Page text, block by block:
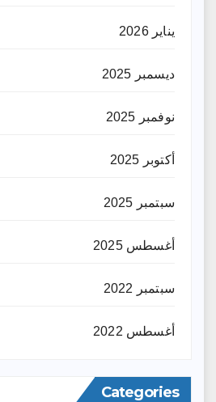
يناير 2026
ديسمبر 2025
نوفمبر 2025
أكتوبر 2025
سبتمبر 2025
أغسطس 2025
سبتمبر 2022
أغسطس 2022
Categories